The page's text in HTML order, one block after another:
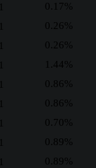
0.17%
0.26%
0.26%
1.44%
0.86%
0.86%
0.70%
0.89%
0.89%